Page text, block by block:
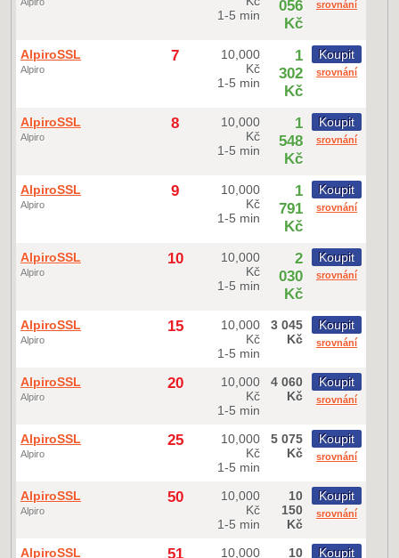
1-5 min
056
Kč
srovnání
AlpiroSSL
Alpiro
7
10,000
Kč
1-5 min
1
302
Kč
Koupit
srovnání
AlpiroSSL
Alpiro
8
10,000
Kč
1-5 min
1
548
Kč
Koupit
srovnání
AlpiroSSL
Alpiro
9
10,000
Kč
1-5 min
1
791
Kč
Koupit
srovnání
AlpiroSSL
Alpiro
10
10,000
Kč
1-5 min
2
030
Kč
Koupit
srovnání
AlpiroSSL
Alpiro
15
10,000
Kč
1-5 min
3 045
Kč
Koupit
srovnání
AlpiroSSL
Alpiro
20
10,000
Kč
1-5 min
4 060
Kč
Koupit
srovnání
AlpiroSSL
Alpiro
25
10,000
Kč
1-5 min
5 075
Kč
Koupit
srovnání
AlpiroSSL
Alpiro
50
10,000
Kč
1-5 min
10
150
Kč
Koupit
srovnání
AlpiroSSL 51
10,000
10
Koupit